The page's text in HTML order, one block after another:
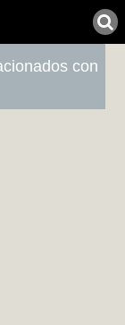
con